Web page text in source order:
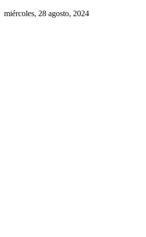
miércoles, 28 agosto, 2024